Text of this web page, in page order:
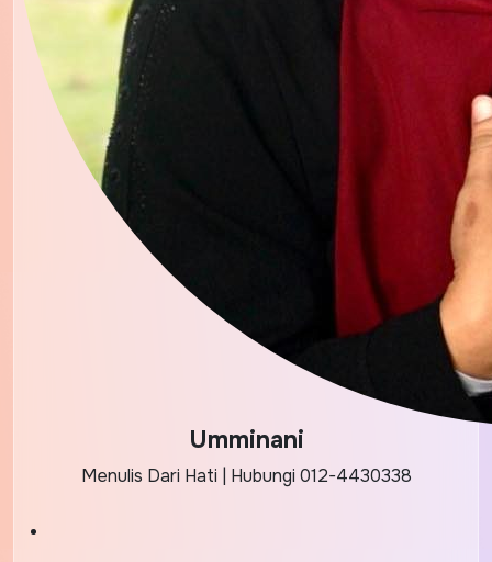
Umminani
Menulis Dari Hati | Hubungi 012-4430338